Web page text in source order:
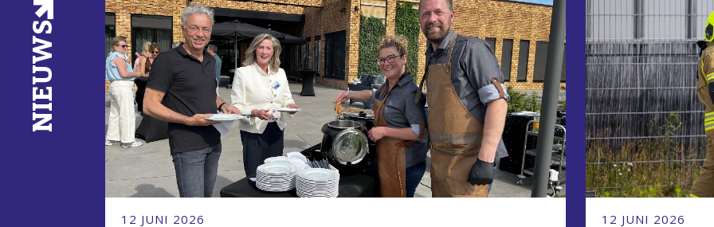
NIEUWS
12 JUNI 2026 12 JUNI 2026